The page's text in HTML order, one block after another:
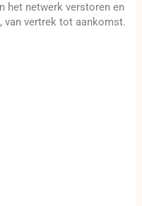
het netwerk verstoren en
van vertrek tot aankomst.